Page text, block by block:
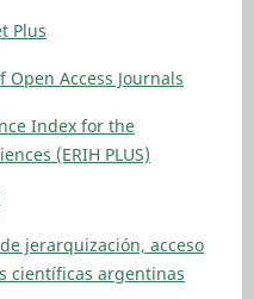
Plus
Open Access Journals
Index for the
(ERIH PLUS)
jerarquización, acceso
científicas argentinas